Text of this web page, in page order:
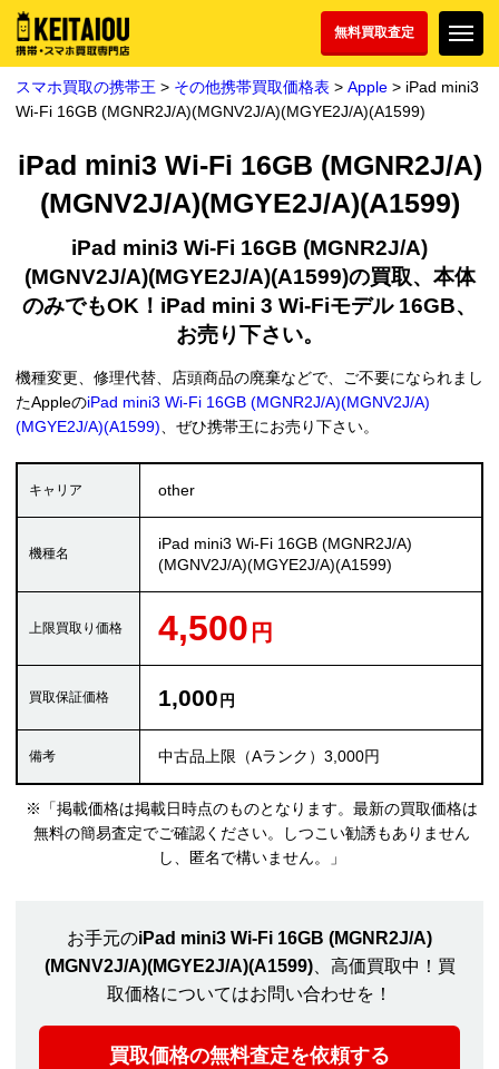
無料買取査定
スマホ買取の携帯王 > その他携帯買取価格表 > Apple > iPad mini3
Wi-Fi 16GB (MGNR2J/A)(MGNV2J/A)(MGYE2J/A)(A1599)
iPad mini3 Wi-Fi 16GB (MGNR2J/A)
(MGNV2J/A)(MGYE2J/A)(A1599)
iPad mini3 Wi-Fi 16GB (MGNR2J/A)
(MGNV2J/A)(MGYE2J/A)(A1599)の買取、本体
のみでもOK！iPad mini 3 Wi-Fiモデル 16GB、
お売り下さい。
機種変更、修理代替、店頭商品の廃棄などで、ご不要になられまし
たAppleのiPad mini3 Wi-Fi 16GB (MGNR2J/A)(MGNV2J/A)
(MGYE2J/A)(A1599)、ぜひ携帯王にお売り下さい。
other
iPad mini3 Wi-Fi 16GB (MGNR2J/A)
(MGNV2J/A)(MGYE2J/A)(A1599)
4,500
1,000
中古品上限（Aランク）3,000円
※「掲載価格は掲載日時点のものとなります。最新の買取価格は
無料の簡易査定でご確認ください。しつこい勧誘もありません
し、匿名で構いません。」
お手元のiPad mini3 Wi-Fi 16GB (MGNR2J/A)
(MGNV2J/A)(MGYE2J/A)(A1599)、高価買取中！買
取価格についてはお問い合わせを！
買取価格の無料査定を依頼する